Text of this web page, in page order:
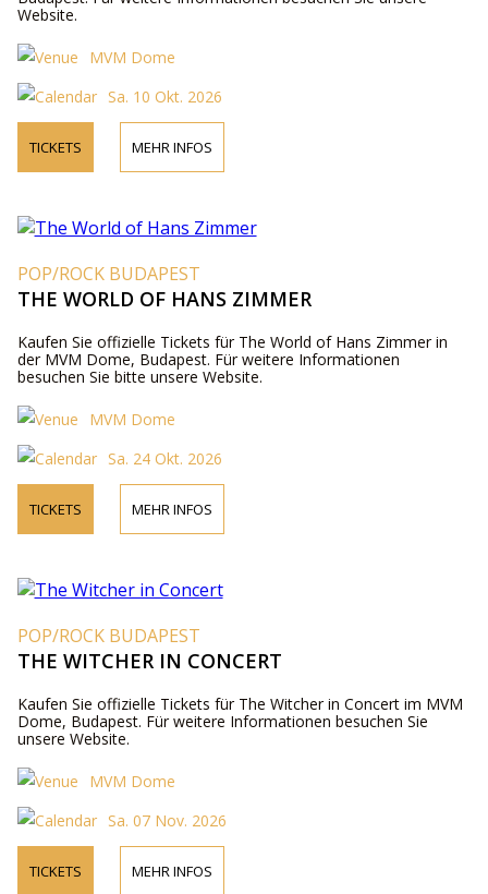
Website.
MVM Dome
Sa. 10 Okt. 2026
TICKETS MEHR INFOS
POP/ROCK BUDAPEST
THE WORLD OF HANS ZIMMER
Kaufen Sie offizielle Tickets für The World of Hans Zimmer in
der MVM Dome, Budapest. Für weitere Informationen
besuchen Sie bitte unsere Website.
MVM Dome
Sa. 24 Okt. 2026
TICKETS MEHR INFOS
POP/ROCK BUDAPEST
THE WITCHER IN CONCERT
Kaufen Sie offizielle Tickets für The Witcher in Concert im MVM
Dome, Budapest. Für weitere Informationen besuchen Sie
unsere Website.
MVM Dome
Sa. 07 Nov. 2026
TICKETS MEHR INFOS